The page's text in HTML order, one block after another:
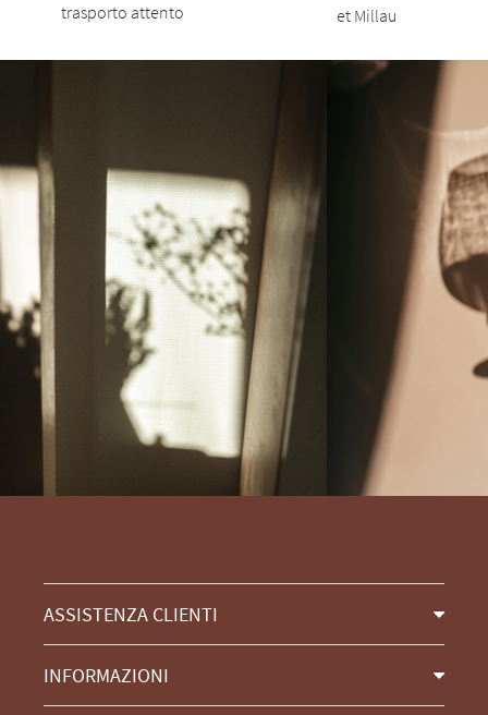
trasporto attento
et Millau
ASSISTENZA CLIENTI
INFORMAZIONI